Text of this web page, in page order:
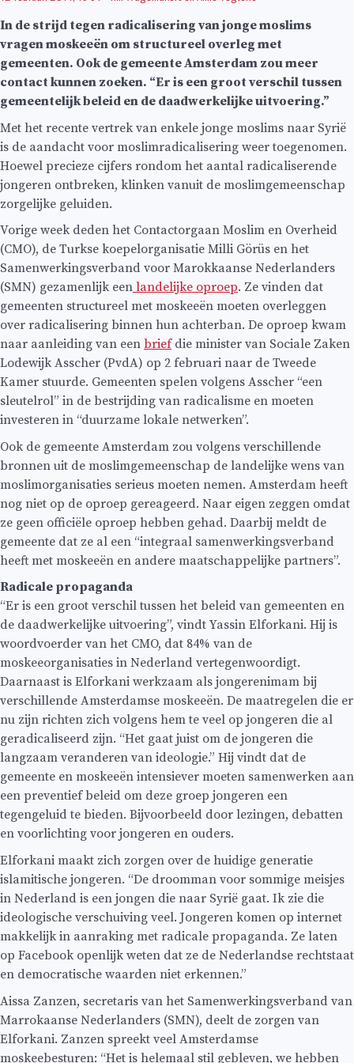
In de strijd tegen radicalisering van jonge moslims
vragen moskeeën om structureel overleg met
gemeenten. Ook de gemeente Amsterdam zou meer
contact kunnen zoeken. “Er is een groot verschil tussen
gemeentelijk beleid en de daadwerkelijke uitvoering.”
Met het recente vertrek van enkele jonge moslims naar Syrië
is de aandacht voor moslimradicalisering weer toegenomen.
Hoewel precieze cijfers rondom het aantal radicaliserende
jongeren ontbreken, klinken vanuit de moslimgemeenschap
zorgelijke geluiden.
Vorige week deden het Contactorgaan Moslim en Overheid
(CMO), de Turkse koepelorganisatie Milli Görüs en het
Samenwerkingsverband voor Marokkaanse Nederlanders
(SMN) gezamenlijk een landelijke oproep. Ze vinden dat
gemeenten structureel met moskeeën moeten overleggen
over radicalisering binnen hun achterban. De oproep kwam
naar aanleiding van een briefdie minister van Sociale Zaken
Lodewijk Asscher (PvdA) op 2 februari naar de Tweede
Kamer stuurde. Gemeenten spelen volgens Asscher “een
sleutelrol” in de bestrijding van radicalisme en moeten
investeren in “duurzame lokale netwerken”.
Ook de gemeente Amsterdam zou volgens verschillende
bronnen uit de moslimgemeenschap de landelijke wens van
moslimorganisaties serieus moeten nemen. Amsterdam heeft
nog niet op de oproep gereageerd. Naar eigen zeggen omdat
ze geen officiële oproep hebben gehad. Daarbij meldt de
gemeente dat ze al een “integraal samenwerkingsverband
heeft met moskeeën en andere maatschappelijke partners”.
Radicale propaganda
“Er is een groot verschil tussen het beleid van gemeenten en
de daadwerkelijke uitvoering”, vindt Yassin Elforkani. Hij is
woordvoerder van het CMO, dat 84% van de
moskeeorganisaties in Nederland vertegenwoordigt.
Daarnaast is Elforkani werkzaam als jongerenimam bij
verschillende Amsterdamse moskeeën. De maatregelen die er
nu zijn richten zich volgens hem te veel op jongeren die al
geradicaliseerd zijn. “Het gaat juist om de jongeren die
langzaam veranderen van ideologie.” Hij vindt dat de
gemeente en moskeeën intensiever moeten samenwerken aan
een preventief beleid om deze groep jongeren een
tegengeluid te bieden. Bijvoorbeeld door lezingen, debatten
en voorlichting voor jongeren en ouders.
Elforkani maakt zich zorgen over de huidige generatie
islamitische jongeren. “De droomman voor sommige meisjes
in Nederland is een jongen die naar Syrië gaat. Ik zie die
ideologische verschuiving veel. Jongeren komen op internet
makkelijk in aanraking met radicale propaganda. Ze laten
op Facebook openlijk weten dat ze de Nederlandse rechtstaat
en democratische waarden niet erkennen.”
Aissa Zanzen, secretaris van het Samenwerkingsverband van
Marrokaanse Nederlanders (SMN), deelt de zorgen van
Elforkani. Zanzen spreekt veel Amsterdamse
moskeebesturen: “Het is helemaal stil gebleven, we hebben